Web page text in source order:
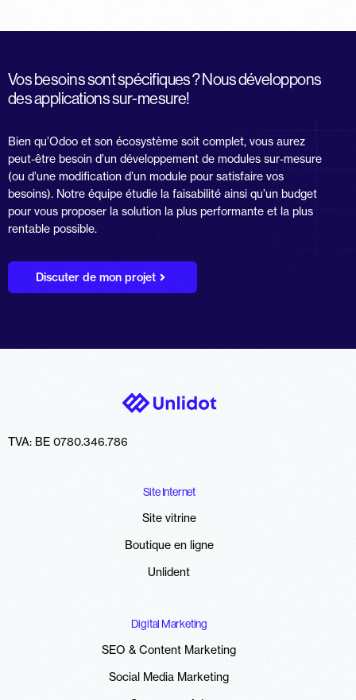
Vos besoins sont spécifiques ? Nous développons
des applications sur-mesure!
Bien qu’Odoo et son écosystème soit complet, vous aurez
peut-être besoin d’un développement de modules sur-mesure
(ou d’une modification d’un module pour satisfaire vos
besoins). Notre équipe étudie la faisabilité ainsi qu’un budget
pour vous proposer la solution la plus performante et la plus
rentable possible.
Discuter de mon projet
TVA: BE 0780.346.786
Site Internet
Site vitrine
Boutique en ligne
Unlident
Digital Marketing
SEO & Content Marketing
Social Media Marketing